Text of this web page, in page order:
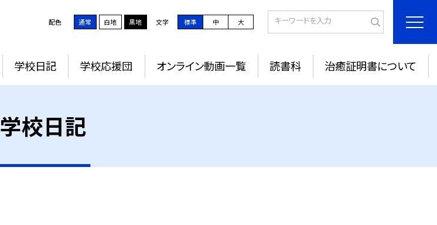
配色 通常 白地 黒地 文字 標準 中 大
学校日記 学校応援団 オンライン動画一覧 読書科 治癒証明書について
学校日記